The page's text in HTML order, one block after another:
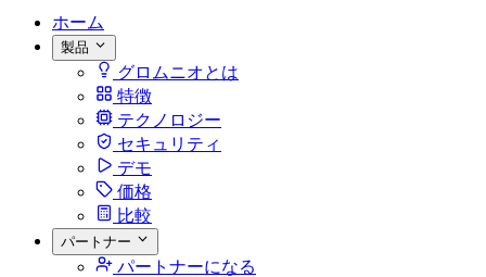
ホーム
製品
グロムニオとは
特徴
テクノロジー
セキュリティ
デモ
価格
比較
パートナー
パートナーになる